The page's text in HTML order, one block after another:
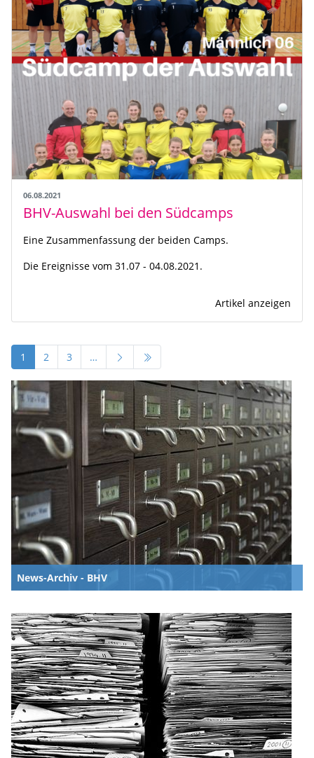
06.08.2021
BHV-Auswahl bei den Südcamps
Eine Zusammenfassung der beiden Camps.
Die Ereignisse vom 31.07 - 04.08.2021.
Artikel anzeigen
1 2 3 …
News-Archiv - BHV